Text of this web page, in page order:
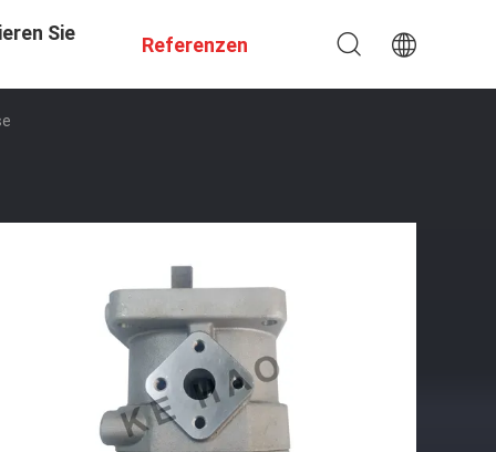
Sie
Referenzen